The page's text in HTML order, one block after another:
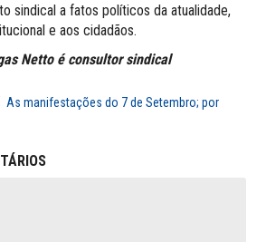
sindical a fatos políticos da atualidade,
e aos cidadãos.
Netto é consultor sindical
As manifestações do 7 de Setembro; por